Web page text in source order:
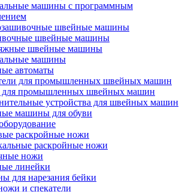
машины с программным
швейные машины
швейные машины
швейные машины
машины
автоматы
для промышленных швейных машин
промышленных швейных машин
устройства для швейных машин
машины для обуви
раскройные ножи
раскройные ножи
ножи
линейки
для нарезания бейки
и спекатели